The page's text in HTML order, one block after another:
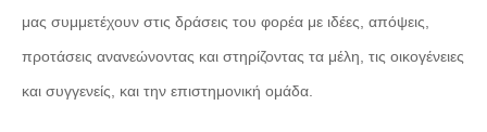
μας συμμετέχουν στις δράσεις του φορέα με ιδέες, απόψεις,
προτάσεις ανανεώνοντας και στηρίζοντας τα μέλη, τις οικογένειες
και συγγενείς, και την επιστημονική ομάδα.